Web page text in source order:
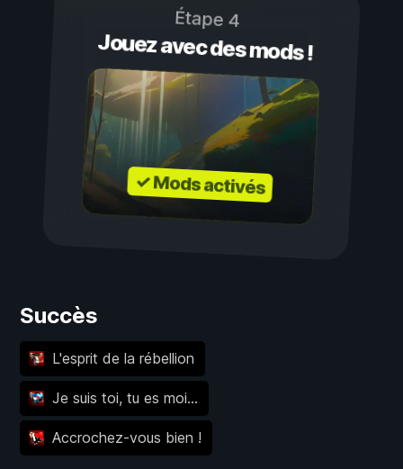
Étape 4
Jouez avec des mods !
✓ Mods activés
Succès
L'esprit de la rébellion
Je suis toi, tu es moi…
Accrochez-vous bien !